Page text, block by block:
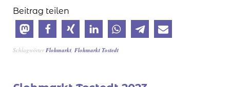
Beitrag teilen
SchlagwörterFlohmarkt, Flohmarkt Tostedt